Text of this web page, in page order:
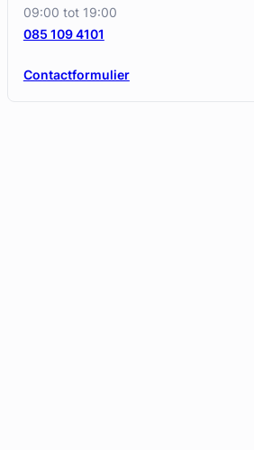
09:00 tot 19:00
Contactformulier
085 109 4101